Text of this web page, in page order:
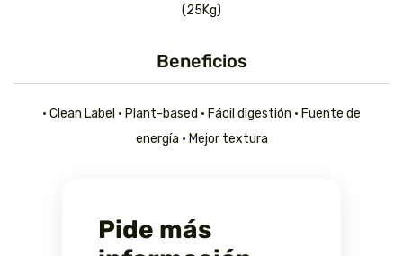
(25Kg)
Beneficios
• Clean Label • Plant-based • Fácil digestión • Fuente de
energía • Mejor textura
Pide más